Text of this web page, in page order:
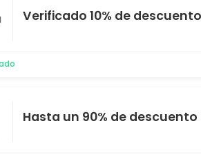
Verificado 10% de
Hasta un 90% de